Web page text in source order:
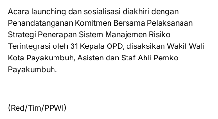
Acara launching dan sosialisasi diakhiri dengan
Penandatanganan Komitmen Bersama Pelaksanaan
Strategi Penerapan Sistem Manajemen Risiko
Terintegrasi oleh 31 Kepala OPD, disaksikan Wakil Wali
Kota Payakumbuh, Asisten dan Staf Ahli Pemko
Payakumbuh.
(Red/Tim/PPWI)